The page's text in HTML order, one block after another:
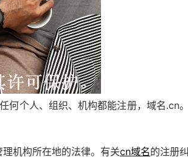
何个人、组织、机构都能注册，域名.cn。
理机构所在地的法律。有关cn域名的注册纠